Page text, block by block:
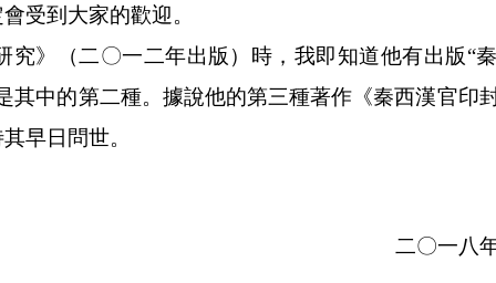
受到大家的歡迎。
》（二〇一二年出版）時，我即知道他有出版“
其中的第二種。據說他的第三種著作《秦西漢官印
早日問世。
二〇一八